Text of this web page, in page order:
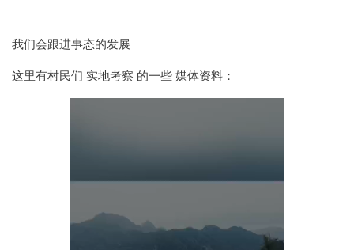
我们会跟进事态的发展
这里有村民们 实地考察 的一些 媒体资料：